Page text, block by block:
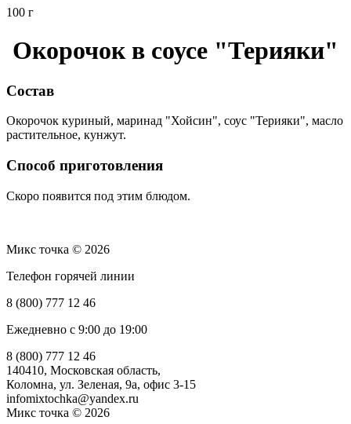
100 г
Окорочок в соусе "Терияки"
Состав
Окорочок куриный, маринад "Хойсин", соус "Терияки", масло
растительное, кунжут.
Способ приготовления
Скоро появится под этим блюдом.
Микс точка © 2026
Телефон горячей линии
8 (800) 777 12 46
Ежедневно с 9:00 до 19:00
8 (800) 777 12 46
140410, Московская область,
Коломна, ул. Зеленая, 9а, офис 3-15
infomixtochka@yandex.ru
Микс точка © 2026